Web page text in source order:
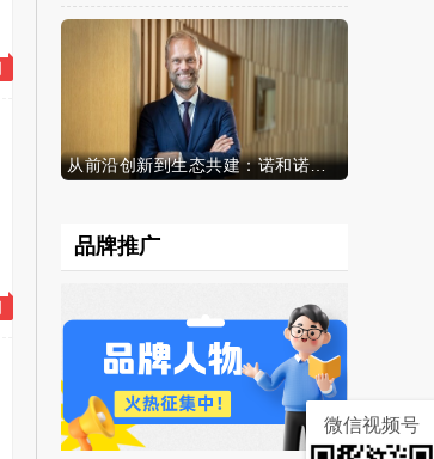
从前沿创新到生态共建：诺和诺德参加中国发展高层论坛2026年年会，携“中国同创”新里程碑深化对华承诺
品牌推广
微信视频号